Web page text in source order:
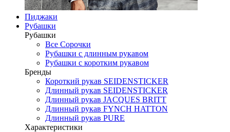
Пиджаки
Рубашки
Рубашки
Все Сорочки
Рубашки с длинным рукавом
Рубашки с коротким рукавом
Бренды
Короткий рукав SEIDENSTICKER
Длинный рукав SEIDENSTICKER
Длинный рукав JAСQUES BRITT
Длинный рукав FYNCH HATTON
Длинный рукав PURE
Характеристики